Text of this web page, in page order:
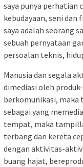
saya punya perhatian
kebudayaan, seni
saya adalah seorang
sebuah pernyataan
persoalan teknis,
Manusia dan segala
dimediasi oleh
berkomunikasi,
sebagai yang
tempat, maka
terbang dan kereta
dengan aktivitas-
buang hajat,